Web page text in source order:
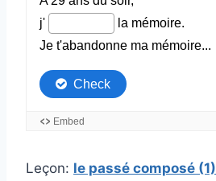
Leçon: le passé composé (1)